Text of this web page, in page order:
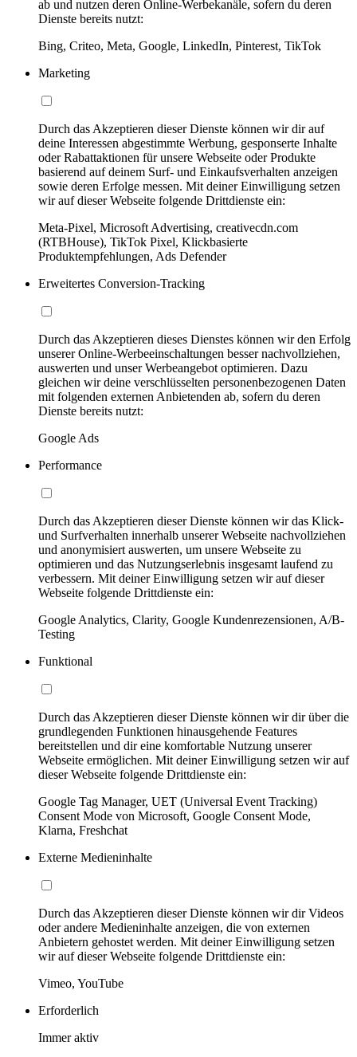
ab und nutzen deren Online-Werbekanäle, sofern du deren
Dienste bereits nutzt:
Bing, Criteo, Meta, Google, LinkedIn, Pinterest, TikTok
Marketing
Durch das Akzeptieren dieser Dienste können wir dir auf
deine Interessen abgestimmte Werbung, gesponserte Inhalte
oder Rabattaktionen für unsere Webseite oder Produkte
basierend auf deinem Surf- und Einkaufsverhalten anzeigen
sowie deren Erfolge messen. Mit deiner Einwilligung setzen
wir auf dieser Webseite folgende Drittdienste ein:
Meta-Pixel, Microsoft Advertising, creativecdn.com
(RTBHouse), TikTok Pixel, Klickbasierte
Produktempfehlungen, Ads Defender
Erweitertes Conversion-Tracking
Durch das Akzeptieren dieses Dienstes können wir den Erfolg
unserer Online-Werbeeinschaltungen besser nachvollziehen,
auswerten und unser Werbeangebot optimieren. Dazu
gleichen wir deine verschlüsselten personenbezogenen Daten
mit folgenden externen Anbietenden ab, sofern du deren
Dienste bereits nutzt:
Google Ads
Performance
Durch das Akzeptieren dieser Dienste können wir das Klick-
und Surfverhalten innerhalb unserer Webseite nachvollziehen
und anonymisiert auswerten, um unsere Webseite zu
optimieren und das Nutzungserlebnis insgesamt laufend zu
verbessern. Mit deiner Einwilligung setzen wir auf dieser
Webseite folgende Drittdienste ein:
Google Analytics, Clarity, Google Kundenrezensionen, A/B-
Testing
Funktional
Durch das Akzeptieren dieser Dienste können wir dir über die
grundlegenden Funktionen hinausgehende Features
bereitstellen und dir eine komfortable Nutzung unserer
Webseite ermöglichen. Mit deiner Einwilligung setzen wir auf
dieser Webseite folgende Drittdienste ein:
Google Tag Manager, UET (Universal Event Tracking)
Consent Mode von Microsoft, Google Consent Mode,
Klarna, Freshchat
Externe Medieninhalte
Durch das Akzeptieren dieser Dienste können wir dir Videos
oder andere Medieninhalte anzeigen, die von externen
Anbietern gehostet werden. Mit deiner Einwilligung setzen
wir auf dieser Webseite folgende Drittdienste ein:
Vimeo, YouTube
Erforderlich
Immer aktiv